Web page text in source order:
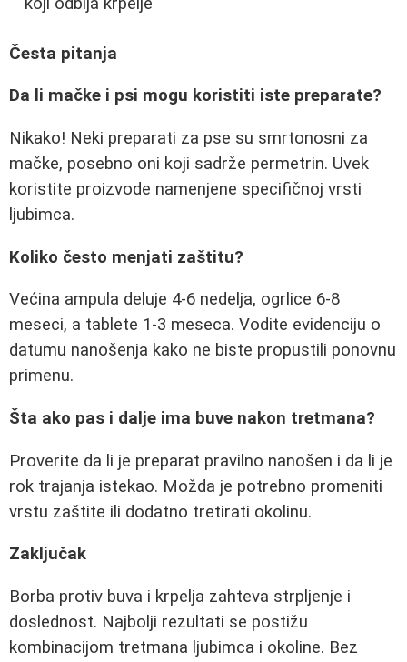
Česta pitanja
Da li mačke i psi mogu koristiti iste preparate?
Nikako! Neki preparati za pse su smrtonosni za
mačke, posebno oni koji sadrže permetrin. Uvek
koristite proizvode namenjene specifičnoj vrsti
ljubimca.
Koliko često menjati zaštitu?
Većina ampula deluje 4-6 nedelja, ogrlice 6-8
meseci, a tablete 1-3 meseca. Vodite evidenciju o
datumu nanošenja kako ne biste propustili ponovnu
primenu.
Šta ako pas i dalje ima buve nakon tretmana?
Proverite da li je preparat pravilno nanošen i da li je
rok trajanja istekao. Možda je potrebno promeniti
vrstu zaštite ili dodatno tretirati okolinu.
Zaključak
Borba protiv buva i krpelja zahteva strpljenje i
doslednost. Najbolji rezultati se postižu
kombinacijom tretmana ljubimca i okoline. Bez